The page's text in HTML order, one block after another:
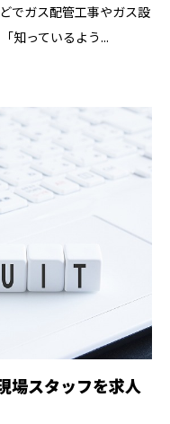
でガス配管工事やガス設
知っているよう...
場スタッフを求人